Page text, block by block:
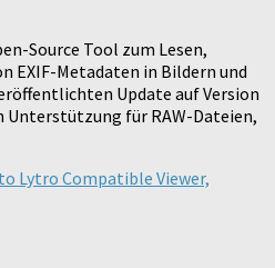
Source Tool zum Lesen,
EXIF-Metadaten in Bildern und
Update auf Version
Unterstützung für RAW-Dateien,